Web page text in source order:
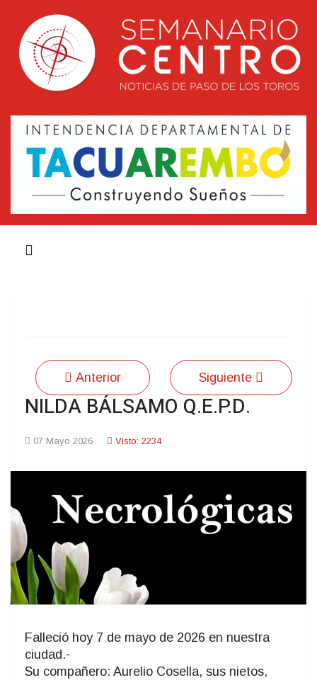
Anterior Siguiente
NILDA BÁLSAMO Q.E.P.D.
07 Mayo 2026 Visto: 2234
Falleció hoy 7 de mayo de 2026 en nuestra
ciudad.-
Su compañero: Aurelio Cosella, sus nietos,